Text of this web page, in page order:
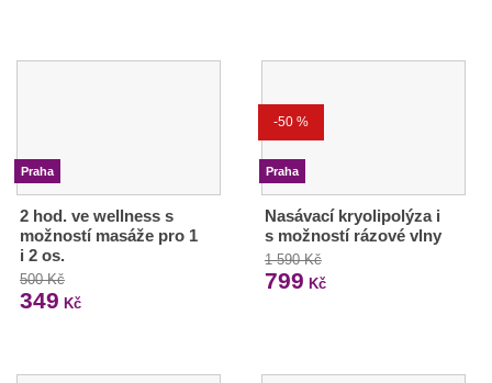
Praha
2 hod. ve wellness s
možností masáže pro 1
i 2 os.
500 Kč
349 Kč
-50 %
Praha
Nasávací kryolipolýza i
s možností rázové vlny
1 590 Kč
799 Kč